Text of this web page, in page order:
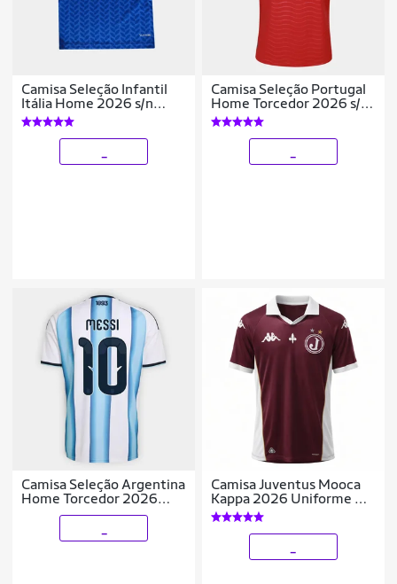
Camisa Seleção Infantil
Itália Home 2026 s/n
Torcedor Adidas
Camisa Seleção Portugal
Home Torcedor 2026 s/n
Puma Masculina
Camisa Seleção Argentina
Home Torcedor 2026
Nº10 Messi Adidas
Camisa Juventus Mooca
Kappa 2026 Uniforme 1
Torcedor - Masculino